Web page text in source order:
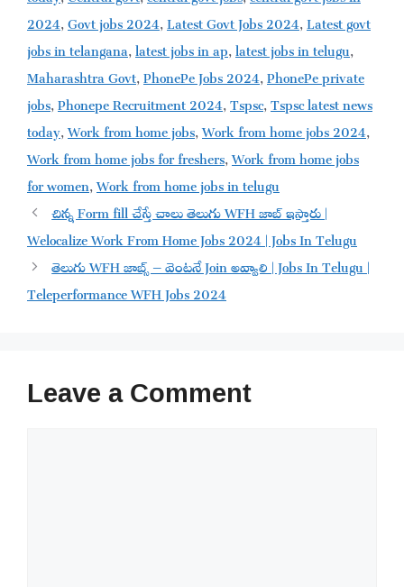
2024,Govt jobs 2024,Latest Govt Jobs 2024,Latest govt
jobs in telangana,latest jobs in ap,latest jobs in telugu,
Maharashtra Govt,PhonePe Jobs 2024,PhonePe private
jobs,Phonepe Recruitment 2024,Tspsc,Tspsc latest news
today,Work from home jobs,Work from home jobs 2024,
Work from home jobs for freshers,Work from home jobs
for women,Work from home jobs in telugu
చిన్న Form fill చేస్తే చాలు తెలుగు WFH జాబ్ ఇస్తారు |
Welocalize Work From Home Jobs 2024 | Jobs In Telugu
తెలుగు WFH జాబ్స్ – వెంటనే Join అవ్వాలి | Jobs In Telugu |
Teleperformance WFH Jobs 2024
Leave a Comment